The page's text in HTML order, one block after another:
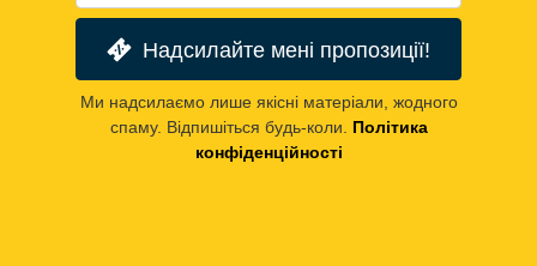
Надсилайте мені пропозиції!
Ми надсилаємо лише якісні матеріали, жодного
спаму. Відпишіться будь-коли.
Політика
конфіденційності